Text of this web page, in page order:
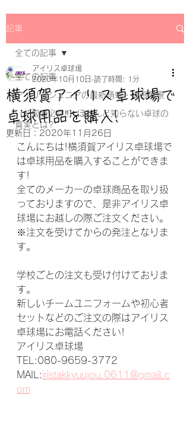
記事
全ての記事
アイリスジュニアの最新情報・練習風景
【初級者必見‼】ほとんど知らない卓球の
真実とは?
全ての記事
横須賀アイリス卓球場で
卓球用品を購入!
アイリス卓球場
2020年10月10日 読了時間: 1分
更新日： 2020年11月26日
こんにちは!横須賀アイリス卓球場で
は卓球用品を購入することができま
す!
全てのメーカーの卓球商品を取り扱
っておりますので、是非アイリス卓
球場にお越しの際ご注文ください。
※注文を受けてからの発注となりま
す。
学校ごとの注文も受け付けておりま
す。
新しいチームユニフォームや初心者
セットなどのご注文の際はアイリス
卓球場にお電話ください!
アイリス卓球場
TEL:080-9659-3772
MAIL:iristakkyuujou.0611@gmail.c
om